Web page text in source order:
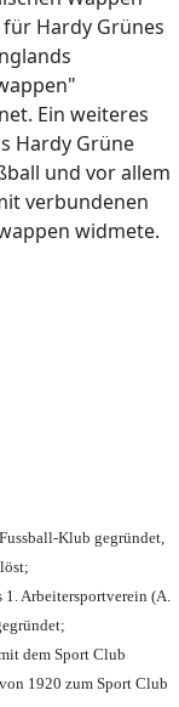
Hardy Grünes
Ein weiteres
Hardy Grüne
und vor allem
verbundenen
widmete.
Klub gegründet,
Arbeitersportverein (A.
dem Sport Club
1920 zum Sport Club